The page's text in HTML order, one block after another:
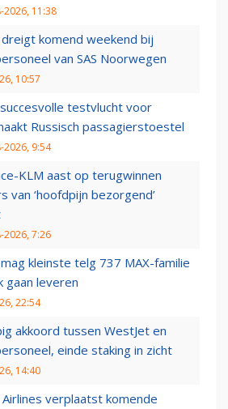
2026, 11:38
dreigt komend weekend bij
van SAS Noorwegen
10:57
testvlucht voor
Russisch passagierstoestel
2026, 9:54
KLM aast op terugwinnen
van ‘hoofdpijn bezorgend’
2026, 7:26
kleinste telg 737 MAX-familie
gaan leveren
22:54
akkoord tussen WestJet en
einde staking in zicht
14:40
Airlines verplaatst komende